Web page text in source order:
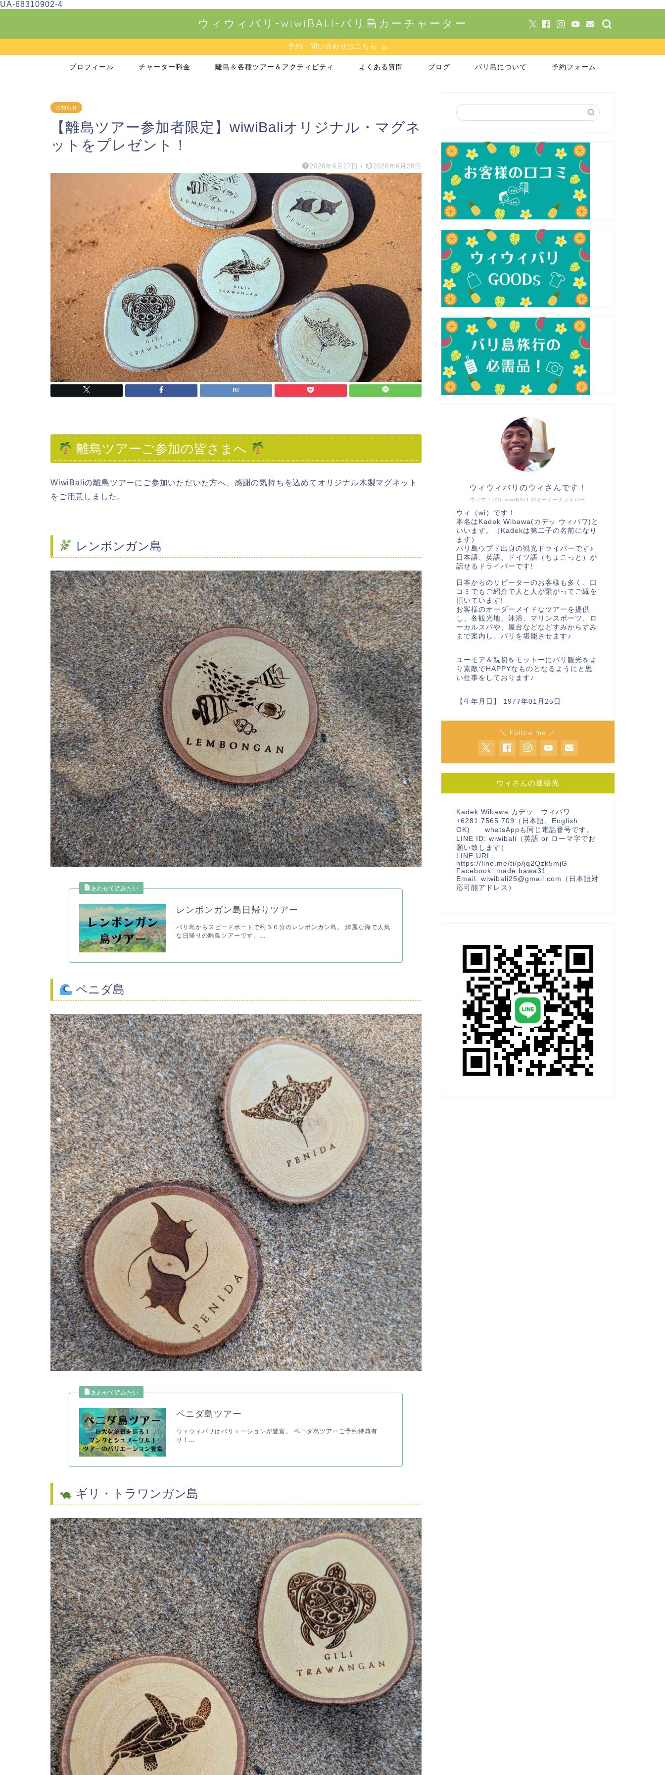
UA-68310902-4
ウィウィバリ-wiwiBALI-バリ島カーチャーター
予約・問い合わせはこちら
プロフィール チャーター料金 離島＆各種ツアー＆アクティビティ よくある質問 ブログ バリ島について 予約フォーム
お知らせ
【離島ツアー参加者限定】wiwiBaliオリジナル・マグネ
ットをプレゼント！
2026年6月27日 / 2026年6月28日
離島ツアーご参加の皆さまへ
WiwiBaliの離島ツアーにご参加いただいた方へ、感謝の気持ちを込めて オリジナル木製マグネット
をご用意しました。
レンボンガン島
レンボンガン島日帰りツアー
バリ島からスピードボートで約３０分のレンボンガン島。 綺麗な海で人気
な日帰りの離島ツアーです。...
ペニダ島
ペニダ島ツアー
ウィウィバリはバリエーションが豊富。 ペニダ島ツアーご予約特典有
り！...
ギリ・トラワンガン島
ウィウィバリ-wiwiBALI-のオーナードライバー
ウィウィバリのウィさんです！
ウィ（wi）です！
本名はKadek Wibawa(カデッ ウィバワ)と
いいます。（Kadekは第二子の名前になり
ます）
バリ島ウブド出身の観光ドライバーです♪
日本語、英語、ドイツ語（ちょこっと）が
話せるドライバーです!
日本からのリピーターのお客様も多く、口
コミでもご紹介で人と人が繋がってご縁を
頂いています!
お客様のオーダーメイドなツアーを提供
し、各観光地、沐浴、マリンスポーツ、ロ
ーカルスパや、屋台などなどすみからすみ
まで案内し、バリを堪能させます♪
ユーモア＆親切をモットーにバリ観光をよ
り素敵でHAPPYなものとなるようにと思
い仕事をしております♪
【生年月日】 1977年01月25日
＼ Follow me ／
ウィさんの連絡先
Kadek Wibawa カデッ ウィバワ
+6281 7565 709（日本語、English
OK) whatsAppも同じ電話番号です。
LINE ID: wiwibali（英語 or ローマ字でお
願い致します）
LINE URL :
https://line.me/ti/p/jq2Qzk5mjG
Facebook: made.bawa31
Email: wiwibali25@gmail.com（日本語対
応可能アドレス）